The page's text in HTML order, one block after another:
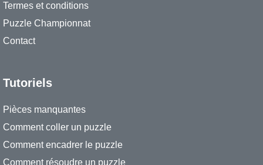
Termes et conditions
Puzzle Championnat
Contact
Tutoriels
Pièces manquantes
Comment coller un puzzle
Comment encadrer le puzzle
Comment résoudre un puzzle